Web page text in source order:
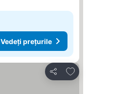
Vedeți prețurile
Distribuiți
Adăugaţi la favorite